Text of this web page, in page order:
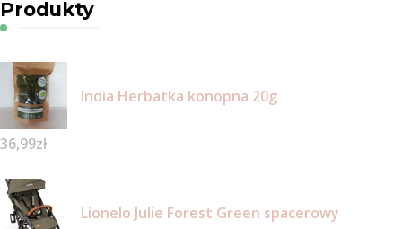
Produkty
India Herbatka konopna 20g
36,99zł
Lionelo Julie Forest Green spacerowy